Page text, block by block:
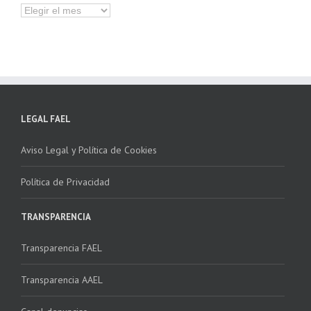
Hemeroteca
LEGAL FAEL
Aviso Legal y Política de Cookies
Política de Privacidad
TRANSPARENCIA
Transparencia FAEL
Transparencia AAEL